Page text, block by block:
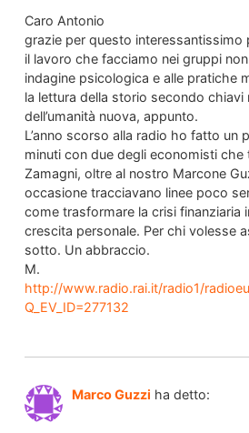
Caro Antonio
grazie per questo interessantissimo
il lavoro che facciamo nei gruppi
indagine psicologica e alle pratiche
la lettura della storio secondo chiavi
dell’umanità nuova, appunto.
L’anno scorso alla radio ho fatto un
minuti con due degli economisti che
Zamagni, oltre al nostro Marcone
occasione tracciavano linee poco
come trasformare la crisi finanziaria
crescita personale. Per chi volesse
sotto. Un abbraccio.
M.
http://www.radio.rai.it/radio1/
Q_EV_ID=277132
Marco Guzzi ha detto: